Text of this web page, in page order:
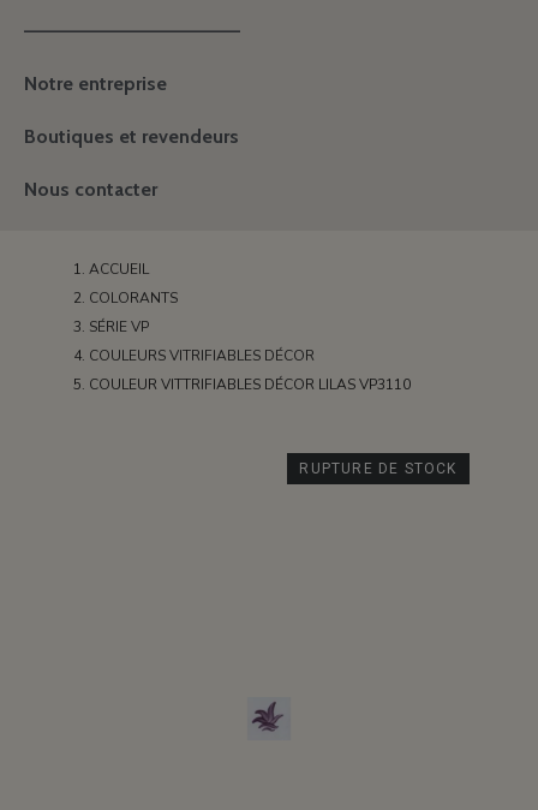
———————————————
Notre entreprise
Boutiques et revendeurs
Nous contacter
ACCUEIL
COLORANTS
SÉRIE VP
COULEURS VITRIFIABLES DÉCOR
COULEUR VITTRIFIABLES DÉCOR LILAS VP3110
RUPTURE DE STOCK